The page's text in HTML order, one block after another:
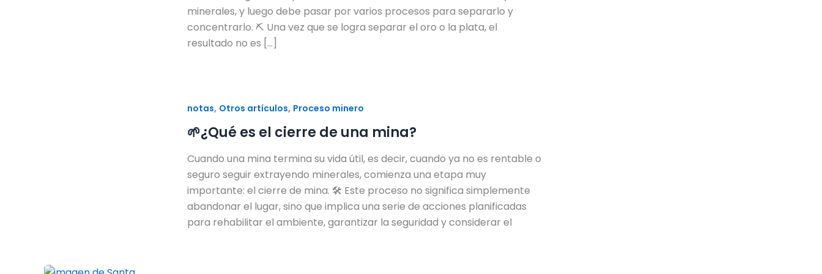
minerales, y luego debe pasar por varios procesos para separarlo y
concentrarlo. ⛏️ Una vez que se logra separar el oro o la plata, el
resultado no es […]
notas, Otros artículos, Proceso minero
🌱¿Qué es el cierre de una mina?
Cuando una mina termina su vida útil, es decir, cuando ya no es rentable o
seguro seguir extrayendo minerales, comienza una etapa muy
importante: el cierre de mina. 🛠️ Este proceso no significa simplemente
abandonar el lugar, sino que implica una serie de acciones planificadas
para rehabilitar el ambiente, garantizar la seguridad y considerar el